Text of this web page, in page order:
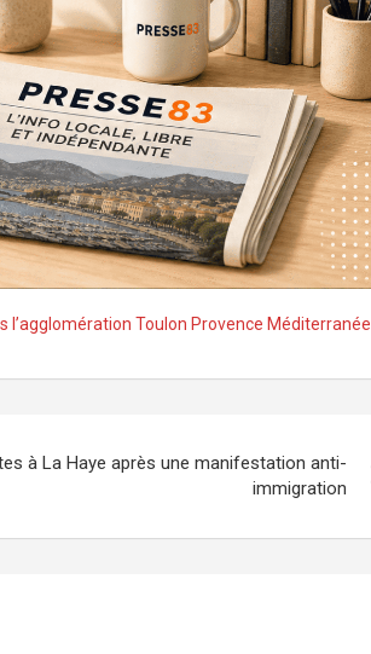
Toulon Provence Méditerranée
à La Haye après une manifestation anti-
immigration